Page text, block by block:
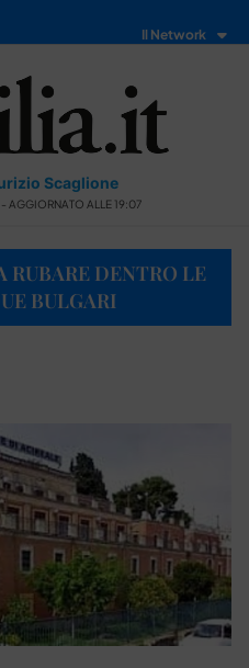
Il Network
Scaglione
AGGIORNATO ALLE 19:07
RUBARE DENTRO LE
BULGARI